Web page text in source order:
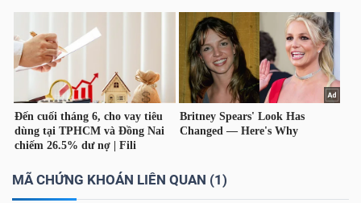
MÃ CHỨNG KHOÁN LIÊN QUAN (1)
ĐÔNG
DƯƠNG
CHÍNH
NHÂN